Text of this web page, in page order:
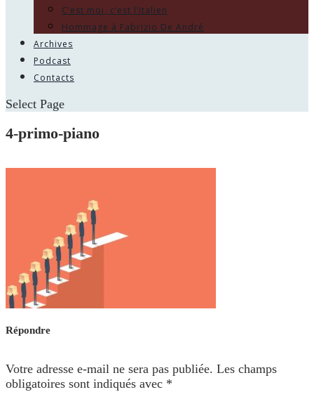
C’est moi, c’est l’italien
Hommage à Fabrizio De André
Archives
Podcast
Contacts
Select Page
4-primo-piano
Répondre
Votre adresse e-mail ne sera pas publiée. Les champs
obligatoires sont indiqués avec *